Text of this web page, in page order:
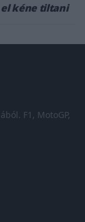
el kéne tiltani
F1, MotoGP,